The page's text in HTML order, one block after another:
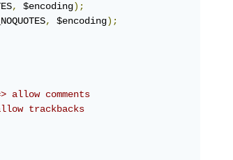
, $encoding);
, $encoding);
comments
trackbacks